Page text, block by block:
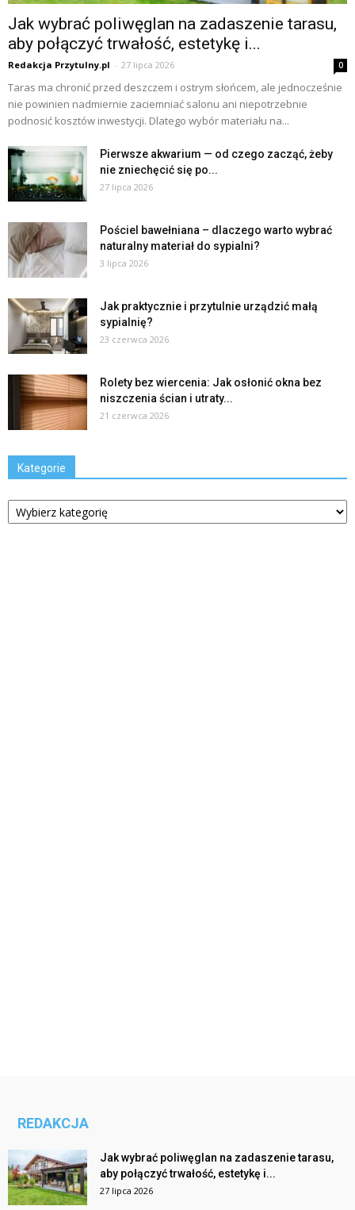
Jak wybrać poliwęglan na zadaszenie tarasu,
aby połączyć trwałość, estetykę i...
Redakcja Przytulny.pl - 27 lipca 2026 0
Taras ma chronić przed deszczem i ostrym słońcem, ale jednocześnie
nie powinien nadmiernie zaciemniać salonu ani niepotrzebnie
podnosić kosztów inwestycji. Dlatego wybór materiału na...
Pierwsze akwarium — od czego zacząć, żeby
nie zniechęcić się po...
27 lipca 2026
Pościel bawełniana – dlaczego warto wybrać
naturalny materiał do sypialni?
3 lipca 2026
Jak praktycznie i przytulnie urządzić małą
sypialnię?
23 czerwca 2026
Rolety bez wiercenia: Jak osłonić okna bez
niszczenia ścian i utraty...
21 czerwca 2026
Kategorie
Kategorie
REDAKCJA
Jak wybrać poliwęglan na zadaszenie tarasu,
aby połączyć trwałość, estetykę i...
27 lipca 2026